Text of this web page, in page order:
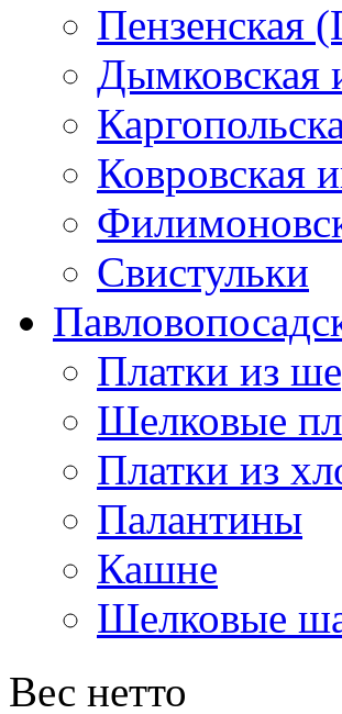
Пензенская
Дымковская
Ковровская
Свистульки
Платки из
Шелковые
Платки из
Палантины
Кашне
Шелковые
Вес нетто